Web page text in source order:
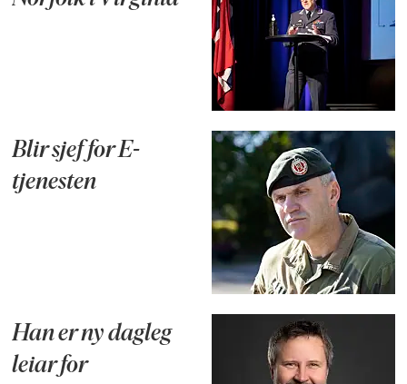
Blir sjef for E-
tjenesten
Han er ny dagleg
leiar for